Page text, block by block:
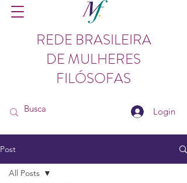
REDE BRASILEIRA
DE MULHERES
FILÓSOFAS
Login
Post
All Posts